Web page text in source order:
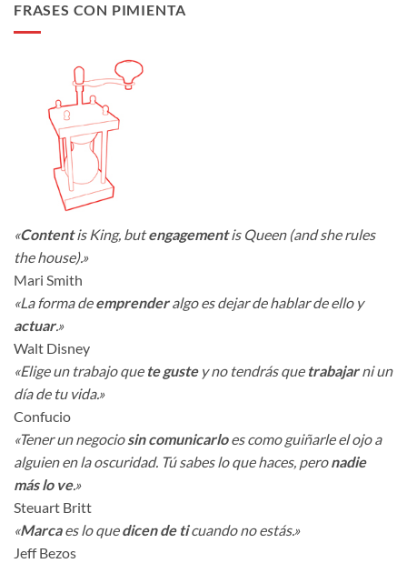
FRASES CON PIMIENTA
«Contentis King, butengagementis Queen (and she rules
the house).»
Mari Smith
«La forma deemprenderalgo es dejar de hablar de ello y
actuar.»
Walt Disney
«Elige un trabajo que te gustey no tendrás que trabajarni un
día de tu vida.»
Confucio
«Tener un negociosin comunicarloes como guiñarle el ojo a
alguien en la oscuridad. Tú sabes lo que haces, peronadie
más lo ve.»
Steuart Britt
«Marcaes lo quedicen de ticuando no estás.»
Jeff Bezos